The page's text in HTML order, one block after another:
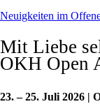
Neuigkeiten im
Mit Liebe
OKH Open
23. – 25. Juli 2026 |